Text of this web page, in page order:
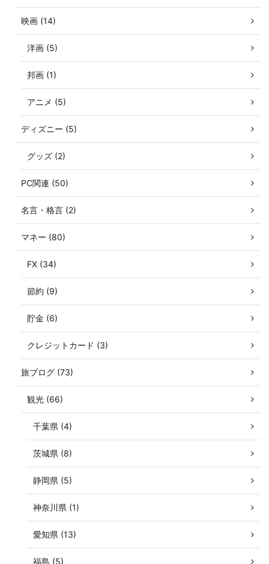
映画 (14)
洋画 (5)
邦画 (1)
アニメ (5)
ディズニー (5)
グッズ (2)
PC関連 (50)
名言・格言 (2)
マネー (80)
FX (34)
節約 (9)
貯金 (6)
クレジットカード (3)
旅ブログ (73)
観光 (66)
千葉県 (4)
茨城県 (8)
静岡県 (5)
神奈川県 (1)
愛知県 (13)
福島 (5)